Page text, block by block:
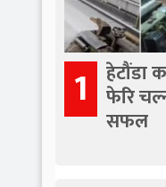
1 हेटौंडा
फेरि
सफल